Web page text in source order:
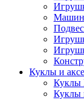
Куклы и
Куклы
Куклы